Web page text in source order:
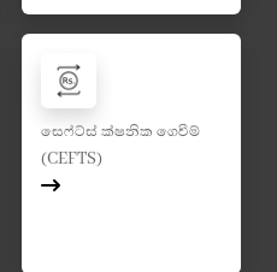
සෙෆ්ට්ස් ක්ෂනික ගෙවීම්
(CEFTS)